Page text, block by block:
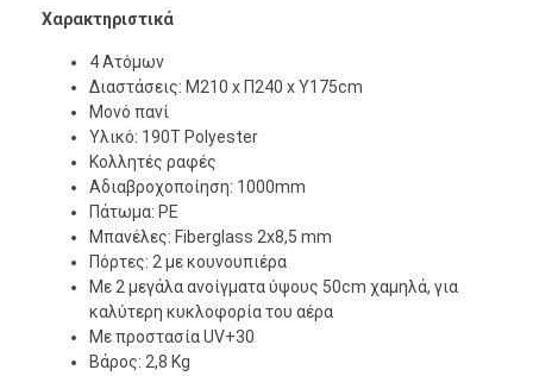
Χαρακτηριστικά
4 Ατόμων
Διαστάσεις: Μ210 x Π240 x Υ175cm
Μονό πανί
Υλικό: 190Τ Polyester
Κολλητές ραφές
Αδιαβροχοποίηση: 1000mm
Πάτωμα: PE
Μπανέλες: Fiberglass 2x8,5 mm
Πόρτες: 2 με κουνουπιέρα
Με 2 μεγάλα ανοίγματα ύψους 50cm χαμηλά, για
καλύτερη κυκλοφορία του αέρα
Με προστασία UV+30
Βάρος: 2,8 Kg